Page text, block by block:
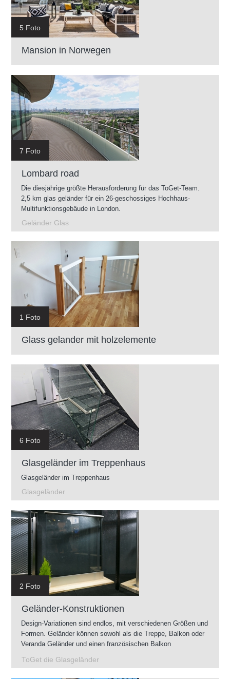
5 Foto
Mansion in Norwegen
7 Foto
Lombard road
Die diesjährige größte Herausforderung für das ToGet-Team.
2,5 km glas geländer für ein 26-geschossiges Hochhaus-
Multifunktionsgebäude in London.
Geländer Glas
1 Foto
Glass gelander mit holzelemente
6 Foto
Glasgeländer im Treppenhaus
Glasgeländer im Treppenhaus
Glasgeländer
2 Foto
Geländer-Konstruktionen
Design-Variationen sind endlos, mit verschiedenen Größen und
Formen. Geländer können sowohl als die Treppe, Balkon oder
Veranda Geländer und einen französischen Balkon
ToGet die Glasgeländer